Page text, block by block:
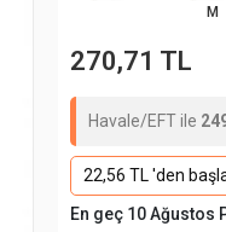
M
270,71 TL
Havale/EFT ile
22,56 TL 'den
En geç 10 Ağustos